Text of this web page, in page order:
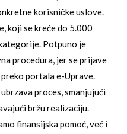
korisničke uslove.
koji se kreće do 5.000
Potpuno je
procedura, jer se prijave
portala e-Uprave.
proces, smanjujući
bržu realizaciju.
finansijska pomoć, već i